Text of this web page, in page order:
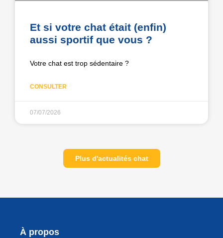
Et si votre chat était (enfin)
aussi sportif que vous ?
Votre chat est trop sédentaire ?
CONSULTER
07/07/2026
Plus d'actualités chat
À propos